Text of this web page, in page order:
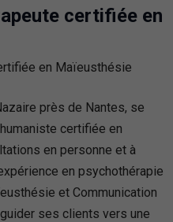
certifiée en
près de Nantes, se
certifiée en
en personne et à
en psychothérapie
et Communication
ses clients vers une